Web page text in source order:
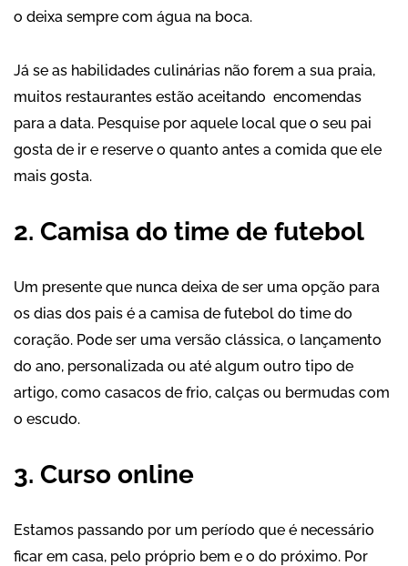
o deixa sempre com água na boca.
Já se as habilidades culinárias não forem a sua praia,
muitos restaurantes estão aceitando encomendas
para a data. Pesquise por aquele local que o seu pai
gosta de ir e reserve o quanto antes a comida que ele
mais gosta.
2. Camisa do time de futebol
Um presente que nunca deixa de ser uma opção para
os dias dos pais é a camisa de futebol do time do
coração. Pode ser uma versão clássica, o lançamento
do ano, personalizada ou até algum outro tipo de
artigo, como casacos de frio, calças ou bermudas com
o escudo.
3. Curso online
Estamos passando por um período que é necessário
ficar em casa, pelo próprio bem e o do próximo. Por